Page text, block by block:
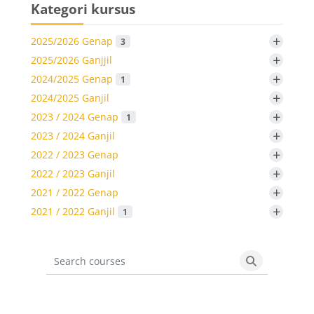
Kategori kursus
2025/2026 Genap 3 +
2025/2026 Ganjjil +
2024/2025 Genap 1 +
2024/2025 Ganjil +
2023 / 2024 Genap 1 +
2023 / 2024 Ganjil +
2022 / 2023 Genap +
2022 / 2023 Ganjil +
2021 / 2022 Genap +
2021 / 2022 Ganjil 1 +
Search courses
Search